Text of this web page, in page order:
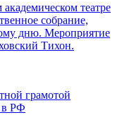
театре
собрание,
дню. Мероприятие
Тихон.